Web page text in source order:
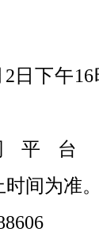
2日下午16
台
间为准。